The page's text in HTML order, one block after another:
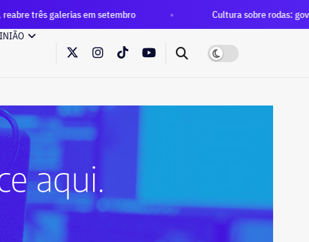
em setembro
Cultura sobre rodas: governo do